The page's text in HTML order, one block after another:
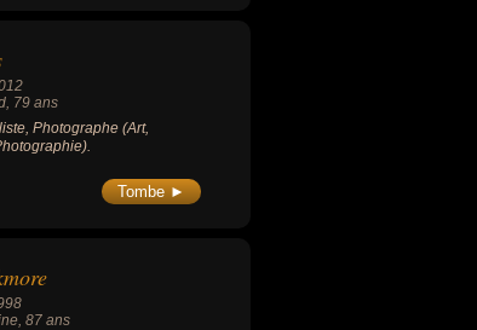
, 79 ans
Photographe (Art,
Tombe ►
, 87 ans